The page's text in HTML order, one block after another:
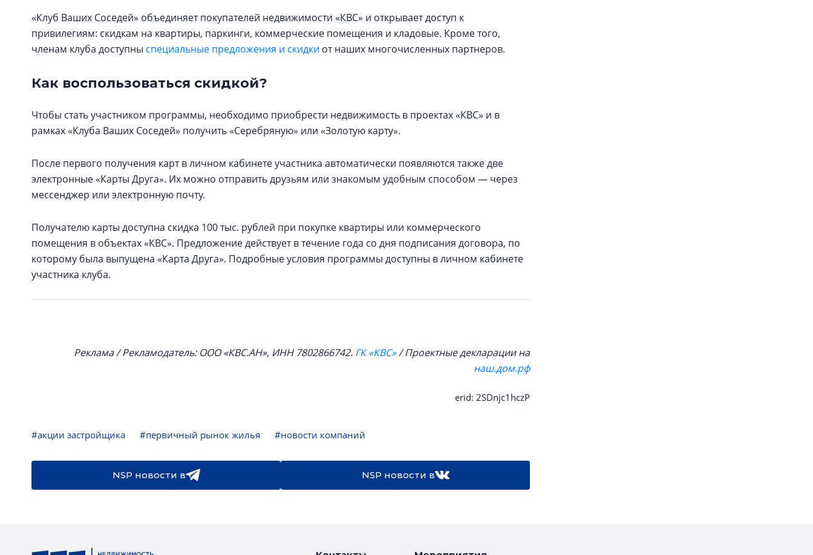
«Клуб Ваших Соседей» объединяет покупателей недвижимости «КВС» и открывает доступ к
привилегиям: скидкам на квартиры, паркинги, коммерческие помещения и кладовые. Кроме того,
членам клуба доступны специальные предложения и скидки от наших многочисленных партнеров.
Как воспользоваться скидкой?
Чтобы стать участником программы, необходимо приобрести недвижимость в проектах «КВС» и в
рамках «Клуба Ваших Соседей» получить «Серебряную» или «Золотую карту».
После первого получения карт в личном кабинете участника автоматически появляются также две
электронные «Карты Друга». Их можно отправить друзьям или знакомым удобным способом — через
мессенджер или электронную почту.
Получателю карты доступна скидка 100 тыс. рублей при покупке квартиры или коммерческого
помещения в объектах «КВС». Предложение действует в течение года со дня подписания договора, по
которому была выпущена «Карта Друга». Подробные условия программы доступны в личном кабинете
участника клуба.
Реклама / Рекламодатель: ООО «КВС.АН», ИНН 7802866742. ГК «КВС»/ Проектные декларации на
наш.дом.рф
erid: 2SDnjc1hczP
#акции застройщика #первичный рынок жилья #новости компаний
NSP новости в NSP новости в